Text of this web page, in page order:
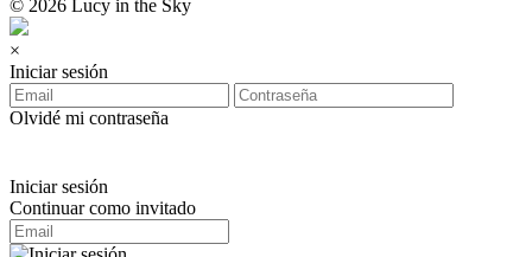
© 2026 Lucy in the Sky
×
Iniciar sesión
Olvidé mi contraseña
Iniciar sesión
Continuar como invitado